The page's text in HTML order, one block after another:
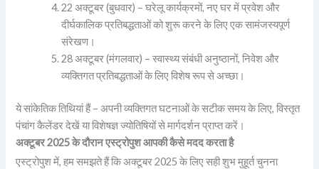
22 अक्टूबर (बुधवार) – घरेलू कार्यक्रमों, नए घर में प्रवेश और
दीर्घकालिक प्रतिबद्धताओं को शुरू करने के लिए एक सामंजस्यपूर्ण
संरेखण।
28 अक्टूबर (मंगलवार) – स्वास्थ्य संबंधी अनुष्ठानों, निवेश और
व्यक्तिगत प्रतिबद्धताओं के लिए विशेष रूप से अच्छा।
ये सांकेतिक तिथियां हैं – अपनी व्यक्तिगत घटनाओं के सटीक समय के लिए, विस्तृत
पंचांग कैलेंडर देखें या विशेषज्ञ ज्योतिषियों से मार्गदर्शन प्राप्त करें।
अक्टूबर 2025 के दौरान एस्ट्रोपुश आपकी कैसे मदद करता है
एस्ट्रोपुश में, हम समझते हैं कि अक्टूबर 2025 के लिए सही शुभ मुहूर्त चुनना